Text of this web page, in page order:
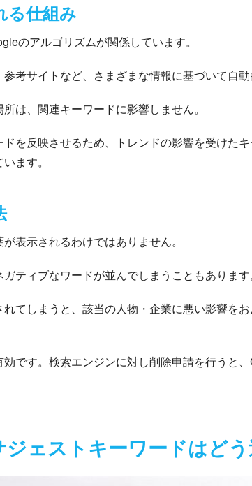
る仕組み
のアルゴリズムが関係しています。
考サイトなど、さまざまな情報に基づいて自動
は、関連キーワードに影響しません。
を反映させるため、トレンドの影響を受けた
ます。
表示されるわけではありません。
ティブなワードが並んでしまうこともあります
てしまうと、該当の人物・企業に悪い影響を
です。検索エンジンに対し削除申請を行うと
ェストキーワードはどう